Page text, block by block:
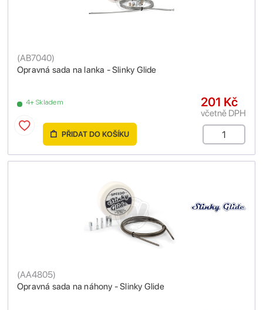
Opravná sada na lanka - Slinky Glide
(AB7040)
4+ Skladem 201 Kč
včetně DPH
PŘIDAT DO KOŠÍKU
Opravná sada na náhony - Slinky Glide
(AA4805)